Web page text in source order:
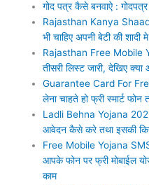
गोद पत्र कैसे बनवाऐ :
Rajasthan Kanya
भी चाहिए अपनी बेटी की
Rajasthan Free Mobile
तीसरी लिस्ट जारी, देखिए
Guarantee Card For
लेना चाहते हो फ्री स्मार्ट
Ladli Behna Yojana
आवेदन कैसे करे तथा इसकी
Free Mobile Yojana
आपके फोन पर फ्री मोबाईल
काम